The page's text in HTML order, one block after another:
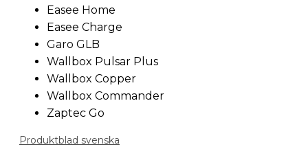
Easee Home
Easee Charge
Garo GLB
Wallbox Pulsar Plus
Wallbox Copper
Wallbox Commander
Zaptec Go
Produktblad svenska